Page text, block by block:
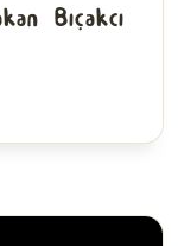
Bıçakcı